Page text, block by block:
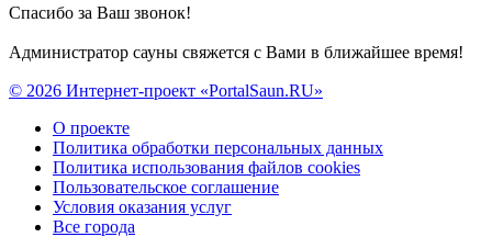
Спасибо за Ваш звонок!
Администратор сауны свяжется с Вами в ближайшее время!
© 2026 Интернет-проект «PortalSaun.RU»
О проекте
Политика обработки персональных данных
Политика использования файлов cookies
Пользовательское соглашение
Условия оказания услуг
Все города